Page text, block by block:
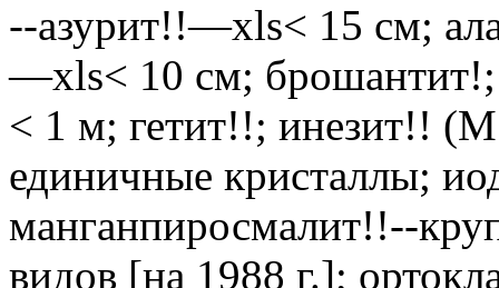
--азурит!!—xls< 15 см;
—xls< 10 см; брошантит!;
< 1 м; гетит!!; инезит!!
единичные кристаллы;
манганпиросмалит!!--
видов [на 1988 г.];